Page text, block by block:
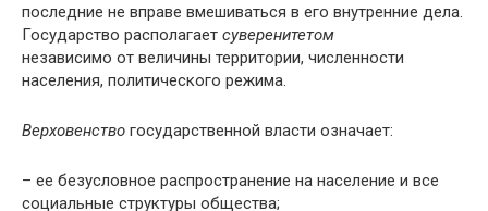
последние не вправе вмешиваться в его внутренние дела.
Государство располагает суверенитетом
независимо от величины территории, численности
населения, политического режима.
Верховенство государственной власти означает:
– ее безусловное распространение на население и все
социальные структуры общества;